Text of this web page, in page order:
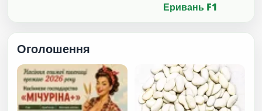
Еривань F1
Оголошення